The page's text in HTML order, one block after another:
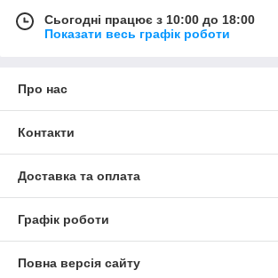
Сьогодні працює з 10:00 до 18:00
Показати весь графік роботи
Про нас
Контакти
Доставка та оплата
Графік роботи
Повна версія сайту